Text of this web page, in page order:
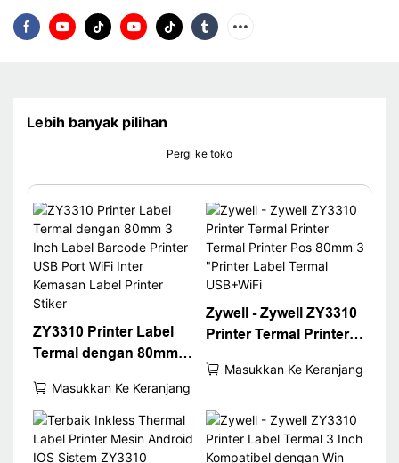
Lebih banyak pilihan
Pergi ke toko
ZY3310 Printer Label
Termal dengan 80mm 3
Printer USB Port WiFi
Inter Kemasan Label
Printer Stiker
Masukkan Ke Keranjang
Zywell - Zywell ZY3310
Printer Termal Printer
80mm 3 "Printer Label
Masukkan Ke Keranjang